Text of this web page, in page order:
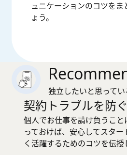
ュニケーションのコツを
ょう。
独立したいと思って
契約トラブルを防
個人でお仕事を請け負うこ
っておけば、安心してスタ
く活躍するためのコツを伝授